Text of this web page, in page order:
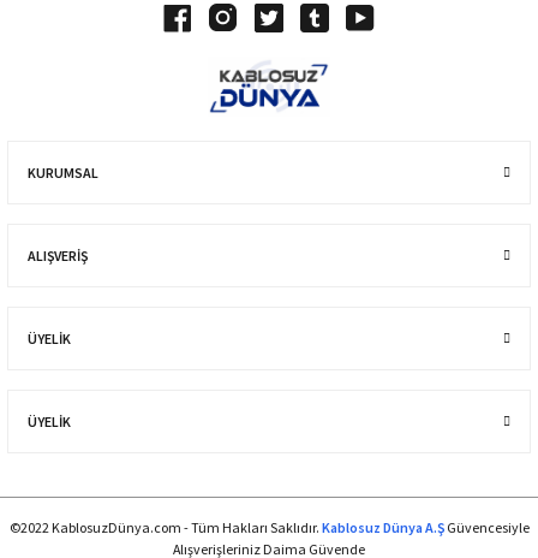
KURUMSAL
ALIŞVERIŞ
ÜYELİK
ÜYELİK
©2022 KablosuzDünya.com - Tüm Hakları Saklıdır. Kablosuz Dünya A.ŞGüvencesiyle
Alışverişleriniz Daima Güvende